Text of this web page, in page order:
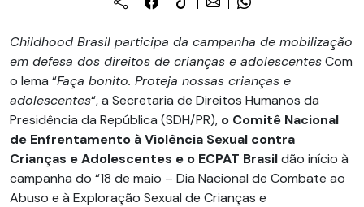
Childhood Brasil participa da campanha de mobilização
em defesa dos direitos de crianças e adolescentesCom
o lema “Faça bonito. Proteja nossas crianças e
adolescentes“, a Secretaria de Direitos Humanos da
Presidência da República (SDH/PR), o Comitê Nacional
de Enfrentamento à Violência Sexual contra
Crianças e Adolescentes e o ECPAT Brasildão início à
campanha do “18 de maio – Dia Nacional de Combate ao
Abuso e à Exploração Sexual de Crianças e